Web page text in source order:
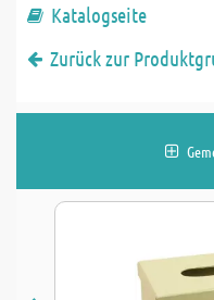
Katalogseite
Zurück zur